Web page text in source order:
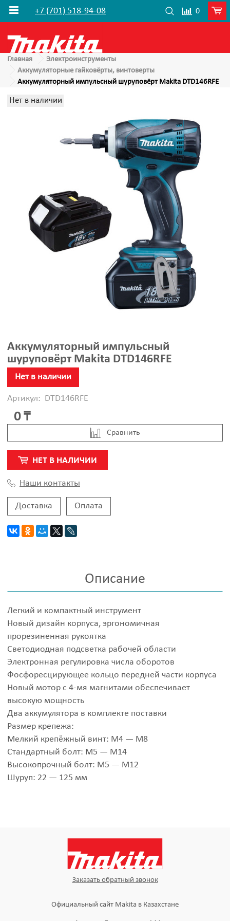
+7 (701) 518-94-08 0
Главная
Электроинструменты
Аккумуляторные гайковёрты, винтоверты
Аккумуляторный импульсный шуруповёрт Makita DTD146RFE
Нет в наличии
Аккумуляторный импульсный
шуруповёрт Makita DTD146RFE
Нет в наличии
Артикул: DTD146RFE
0 ₸
Cравнить
НЕТ В НАЛИЧИИ
Наши контакты
Доставка Оплата
Описание
Легкий и компактный инструмент
Новый дизайн корпуса, эргономичная
прорезиненная рукоятка
Светодиодная подсветка рабочей области
Электронная регулировка числа оборотов
Фосфоресцирующее кольцо передней части корпуса
Новый мотор с 4-мя магнитами обеспечивает
высокую мощность
Два аккумулятора в комплекте поставки
Размер крепежа:
Мелкий крепёжный винт: M4 — M8
Стандартный болт: M5 — M14
Высокопрочный болт: M5 — M12
Шуруп: 22 — 125 мм
Заказать обратный звонок
Официальный сайт Makita в Казахстане